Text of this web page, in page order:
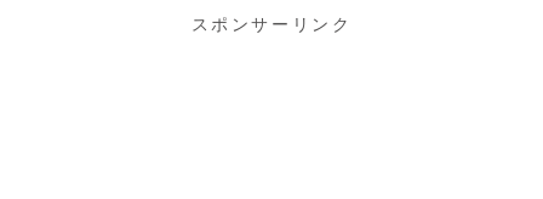
スポンサーリンク